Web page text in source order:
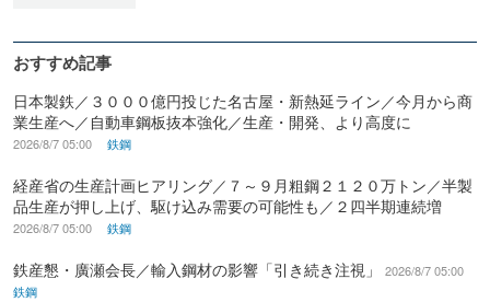
おすすめ記事
日本製鉄／３０００億円投じた名古屋・新熱延ライン／今月から商
業生産へ／自動車鋼板抜本強化／生産・開発、より高度に
2026/8/7 05:00 鉄鋼
経産省の生産計画ヒアリング／７～９月粗鋼２１２０万トン／半製
品生産が押し上げ、駆け込み需要の可能性も／２四半期連続増
2026/8/7 05:00 鉄鋼
鉄産懇・廣瀬会長／輸入鋼材の影響「引き続き注視」
2026/8/7 05:00
鉄鋼